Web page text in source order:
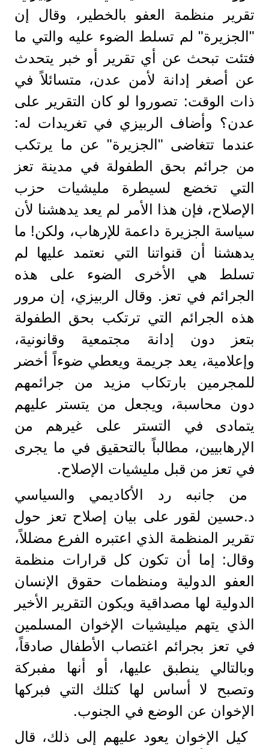
تقرير منظمة العفو بالخطير، وقال إن
"الجزيرة" لم تسلط الضوء عليه والتي ما
فتئت تبحث عن أي تقرير أو خبر يتحدث
عن أصغر إدانة لأمن عدن، متسائلاً في
ذات الوقت: تصوروا لو كان التقرير على
عدن؟ وأضاف الربيزي في تغريدات له:
عندما تتغاضى "الجزيرة" عن ما يرتكب
من جرائم بحق الطفولة في مدينة تعز
التي تخضع لسيطرة مليشيات حزب
الإصلاح، فإن هذا الأمر لم يعد يدهشنا لأن
سياسة الجزيرة داعمة للإرهاب، ولكن! ما
يدهشنا أن قنواتنا التي نعتمد عليها لم
تسلط هي الأخرى الضوء على هذه
الجرائم في تعز. وقال الربيزي، إن مرور
هذه الجرائم التي ترتكب بحق الطفولة
بتعز دون إدانة مجتمعية وقانونية،
وإعلامية، يعد جريمة ويعطي ضوءاً أخضر
للمجرمين بارتكاب مزيد من جرائمهم
دون محاسبة، ويجعل من يتستر عليهم
يتمادى في التستر على غيرهم من
الإرهابيين، مطالباً بالتحقيق في ما يجرى
في تعز من قبل مليشيات الإصلاح.
من جانبه رد الأكاديمي والسياسي
د.حسين لقور على بيان إصلاح تعز حول
تقرير المنظمة الذي اعتبره الفرع مضللاً،
وقال: إما أن تكون كل قرارات منظمة
العفو الدولية ومنظمات حقوق الإنسان
الدولية لها مصداقية ويكون التقرير الأخير
الذي يتهم ميليشيات الإخوان المسلمين
في تعز بجرائم اغتصاب الأطفال صادقاً،
وبالتالي ينطبق عليها، أو أنها مفبركة
وتصبح لا أساس لها كتلك التي فبركها
الإخوان عن الوضع في الجنوب.
كيل الإخوان يعود عليهم إلى ذلك، قال